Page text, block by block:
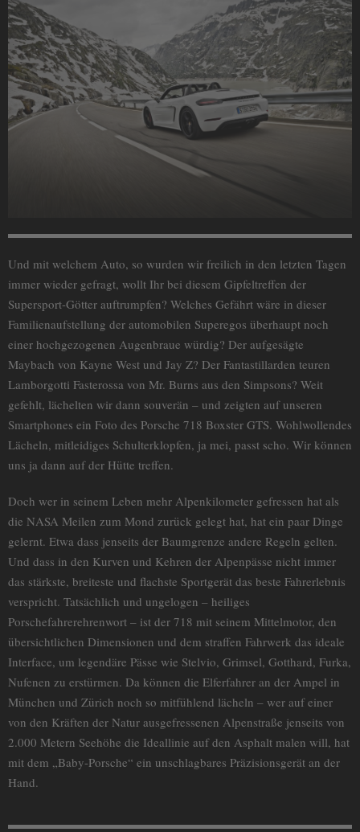
Und mit welchem Auto, so wurden wir freilich in den letzten Tagen
immer wieder gefragt, wollt Ihr bei diesem Gipfeltreffen der
Supersport-Götter auftrumpfen? Welches Gefährt wäre in dieser
Familienaufstellung der automobilen Superegos überhaupt noch
einer hochgezogenen Augenbraue würdig? Der aufgesägte
Maybach von Kayne West und Jay Z? Der Fantastillarden teuren
Lamborgotti Fasterossa von Mr. Burns aus den Simpsons? Weit
gefehlt, lächelten wir dann souverän – und zeigten auf unseren
Smartphones ein Foto des Porsche 718 Boxster GTS. Wohlwollendes
Lächeln, mitleidiges Schulterklopfen, ja mei, passt scho. Wir können
uns ja dann auf der Hütte treffen.
Doch wer in seinem Leben mehr Alpenkilometer gefressen hat als
die NASA Meilen zum Mond zurück gelegt hat, hat ein paar Dinge
gelernt. Etwa dass jenseits der Baumgrenze andere Regeln gelten.
Und dass in den Kurven und Kehren der Alpenpässe nicht immer
das stärkste, breiteste und flachste Sportgerät das beste Fahrerlebnis
verspricht. Tatsächlich und ungelogen – heiliges
Porschefahrerehrenwort – ist der 718 mit seinem Mittelmotor, den
übersichtlichen Dimensionen und dem straffen Fahrwerk das ideale
Interface, um legendäre Pässe wie Stelvio, Grimsel, Gotthard, Furka,
Nufenen zu erstürmen. Da können die Elferfahrer an der Ampel in
München und Zürich noch so mitfühlend lächeln – wer auf einer
von den Kräften der Natur ausgefressenen Alpenstraße jenseits von
2.000 Metern Seehöhe die Ideallinie auf den Asphalt malen will, hat
mit dem „Baby-Porsche“ ein unschlagbares Präzisionsgerät an der
Hand.